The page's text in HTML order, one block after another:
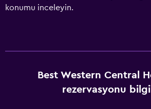
konumu inceleyin.
Best Western Central
rezervasyonu